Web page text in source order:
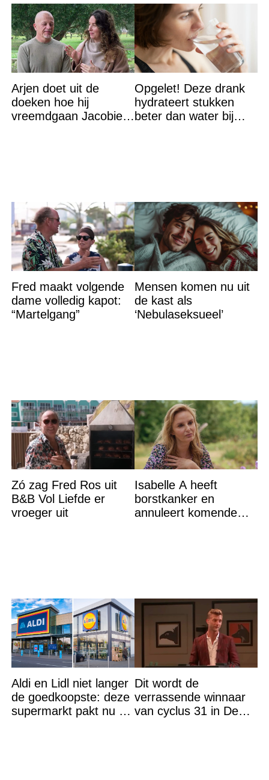
Arjen doet uit de
doeken hoe hij
vreemdgaan Jacobien
Opgelet! Deze drank
hydrateert stukken
beter dan water bij
Fred maakt volgende
dame volledig kapot:
“Martelgang”
Mensen komen nu uit
de kast als
‘Nebulaseksueel’
Zó zag Fred Ros uit
B&B Vol Liefde er
vroeger uit
Isabelle A heeft
borstkanker en
annuleert komende
Aldi en Lidl niet langer
de goedkoopste: deze
supermarkt pakt nu de
Dit wordt de
verrassende winnaar
van cyclus 31 in De